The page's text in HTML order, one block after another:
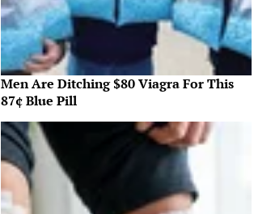
Men Are Ditching $80 Viagra For This
87¢ Blue Pill